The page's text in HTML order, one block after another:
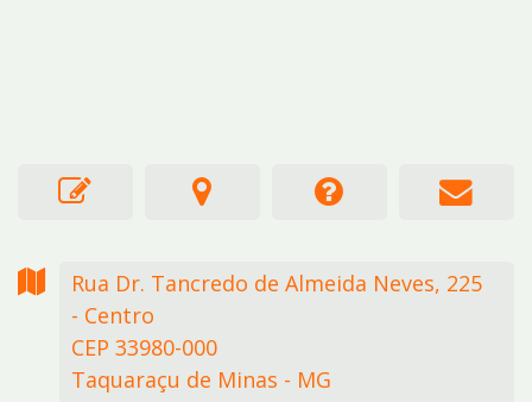
Rua Dr. Tancredo de Almeida Neves, 225
- Centro
CEP 33980-000
Taquaraçu de Minas - MG